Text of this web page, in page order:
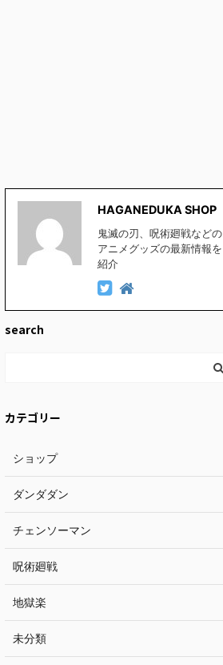
HAGANEDUKA SHOP
鬼滅の刃、呪術廻戦などの
アニメグッズの最新情報を
紹介
search
カテゴリー
ショップ
ダンダダン
チェンソーマン
呪術廻戦
地獄楽
未分類